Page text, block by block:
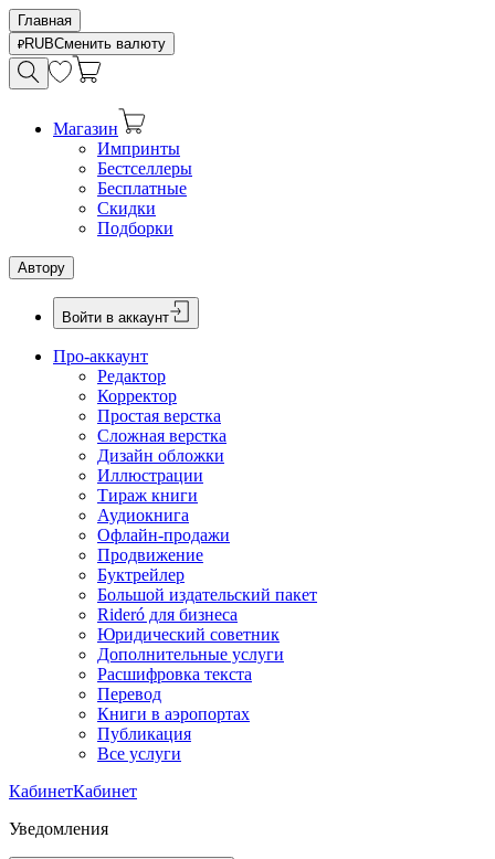
Главная
RUBСменить валюту
Магазин
Импринты
Бестселлеры
Бесплатные
Скидки
Подборки
Автору
Войти в аккаунт
Про-аккаунт
Редактор
Корректор
Простая верстка
Сложная верстка
Дизайн обложки
Иллюстрации
Тираж книги
Аудиокнига
Офлайн-продажи
Продвижение
Буктрейлер
Большой издательский пакет
Rideró для бизнеса
Юридический советник
Дополнительные услуги
Расшифровка текста
Перевод
Книги в аэропортах
Публикация
Все услуги
КабинетКабинет
Уведомления